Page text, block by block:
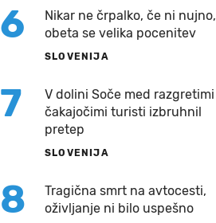
6
Nikar ne črpalko, če ni nujno,
obeta se velika pocenitev
SLOVENIJA
7
V dolini Soče med razgretimi
čakajočimi turisti izbruhnil
pretep
SLOVENIJA
8
Tragična smrt na avtocesti,
oživljanje ni bilo uspešno